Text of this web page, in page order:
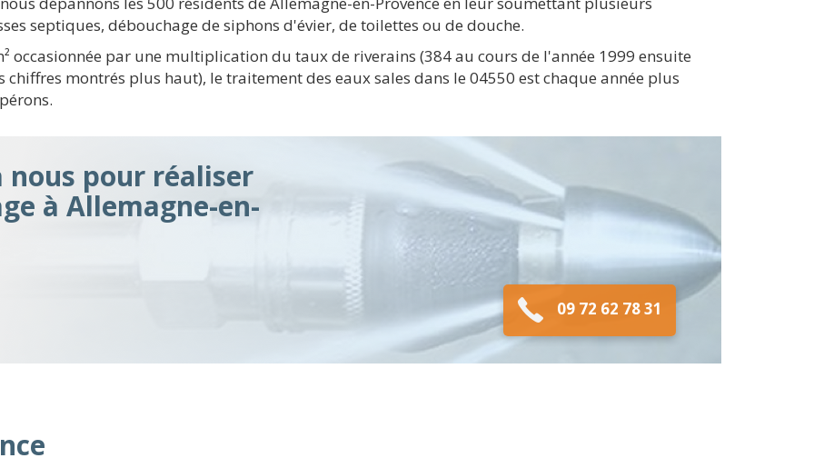
septiques, débouchage de siphons d'évier, de toilettes ou de douche.
occasionnée par une multiplication du taux de riverains (384 au cours de l'année 1999 ensuite
montrés plus haut), le traitement des eaux sales dans le 04550 est chaque année plus
nous pour réaliser
à Allemagne-en-
09 72 62 78 31